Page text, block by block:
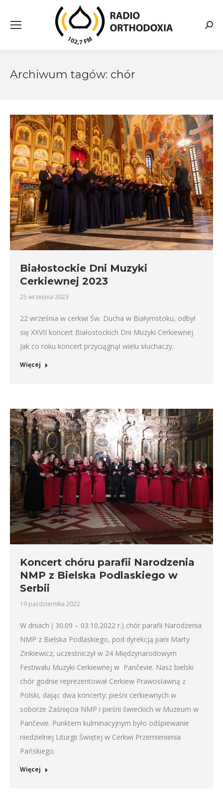
Archiwum tagów: chór
Białostockie Dni Muzyki
Cerkiewnej 2023
25 września 2023
22 września w cerkwi Św. Ducha w Białymstoku, odbył
się XXVII koncert Białostockich Dni Muzyki Cerkiewnej.
Jak co roku koncert przyciągnął wielu słuchaczy.
Więcej
Koncert chóru parafii Narodzenia
NMP z Bielska Podlaskiego w
Serbii
19 października 2022
W dniach ( 30.09 – 03.10.2022 r.) chór parafii Narodzenia
NMP z Bielska Podlaskiego, pod dyrekcją pani Marty
Zinkiewicz, uczestniczył w 24 Międzynarodowym
Festiwalu Muzyki Cerkiewnej w Pančevie. Nasz bielski
chór godnie reprezentował Cerkiew Prawosławną z
Polski, dając dwa koncerty: pieśni cerkiewnych w
soborze Zaśnięcia NMP i pieśni świeckich w Muzeum w
Pančevie. Punktem kulminacyjnym było odśpiewanie
niedzielnej Liturgii Świętej w Cerkwi Przemienienia
Pańskiego.
Więcej